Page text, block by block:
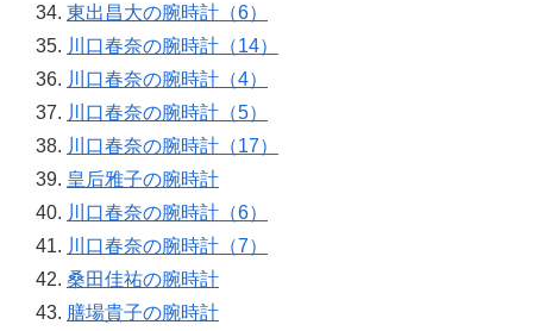
東出昌大の腕時計（6）
川口春奈の腕時計（14）
川口春奈の腕時計（4）
川口春奈の腕時計（5）
川口春奈の腕時計（17）
皇后雅子の腕時計
川口春奈の腕時計（6）
川口春奈の腕時計（7）
桑田佳祐の腕時計
膳場貴子の腕時計